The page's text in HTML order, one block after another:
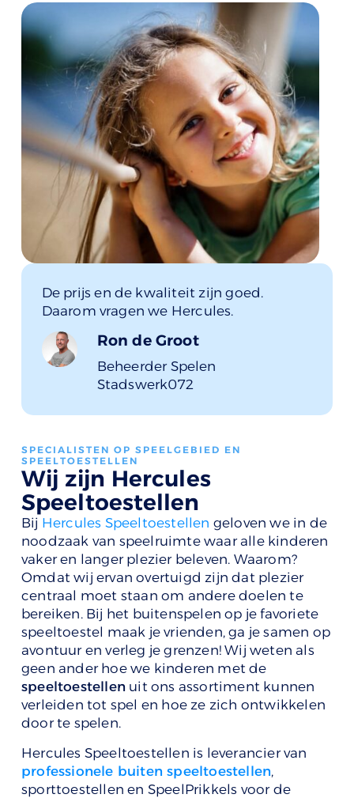
De prijs en de kwaliteit zijn goed.
Daarom vragen we Hercules.
Ron de Groot
Beheerder Spelen
Stadswerk072
SPECIALISTEN OP SPEELGEBIED EN
SPEELTOESTELLEN
Wij zijn Hercules
Speeltoestellen
Bij Hercules Speeltoestellen geloven we in de
noodzaak van speelruimte waar alle kinderen
vaker en langer plezier beleven. Waarom?
Omdat wij ervan overtuigd zijn dat plezier
centraal moet staan om andere doelen te
bereiken. Bij het buitenspelen op je favoriete
speeltoestel maak je vrienden, ga je samen op
avontuur en verleg je grenzen! Wij weten als
geen ander hoe we kinderen met de
speeltoestellen uit ons assortiment kunnen
verleiden tot spel en hoe ze zich ontwikkelen
door te spelen.
Hercules Speeltoestellen is leverancier van
professionele buiten speeltoestellen,
sporttoestellen en SpeelPrikkels voor de